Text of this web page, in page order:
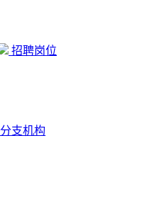
招聘岗位
分支机构